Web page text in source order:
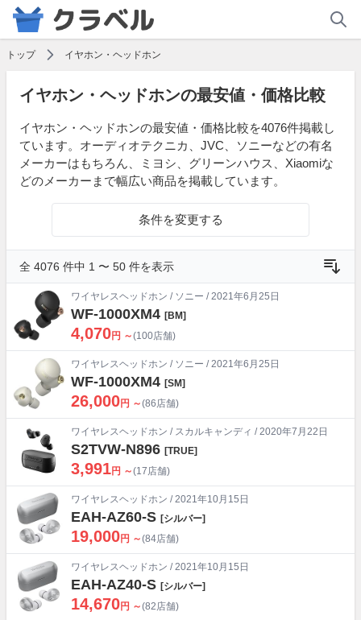
トップ イヤホン・ヘッドホン
イヤホン・ヘッドホンの最安値・価格比較
イヤホン・ヘッドホンの最安値・価格比較を4076件掲載し
ています。オーディオテクニカ、JVC、ソニーなどの有名
メーカーはもちろん、ミヨシ、グリーンハウス、Xiaomiな
どのメーカーまで幅広い商品を掲載しています。
条件を変更する
全 4076 件中 1 〜 50 件を表示
ワイヤレスヘッドホン / ソニー / 2021年6月25日
WF-1000XM4 [BM]
4,070円 ～(100店舗)
ワイヤレスヘッドホン / ソニー / 2021年6月25日
WF-1000XM4 [SM]
26,000円 ～(86店舗)
ワイヤレスヘッドホン / スカルキャンディ / 2020年7月22日
S2TVW-N896 [TRUE]
3,991円 ～(17店舗)
ワイヤレスヘッドホン / 2021年10月15日
EAH-AZ60-S [シルバー]
19,000円 ～(84店舗)
ワイヤレスヘッドホン / 2021年10月15日
EAH-AZ40-S [シルバー]
14,670円 ～(82店舗)